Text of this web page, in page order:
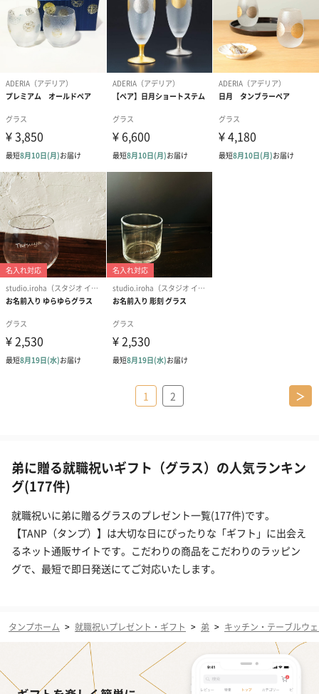
1 2 ＞
弟に贈る就職祝いギフト（グラス）の人気ランキン
グ(177件)
就職祝いに弟に贈るグラスのプレゼント一覧(177件)です。
【TANP（タンプ）】は大切な日にぴったりな「ギフト」に出会え
るネット通販サイトです。こだわりの商品をこだわりのラッピン
グで、最短で即日発送にてご対応いたします。
タンプホーム > 就職祝いプレゼント・ギフト > 弟 > キッチン・テーブルウ